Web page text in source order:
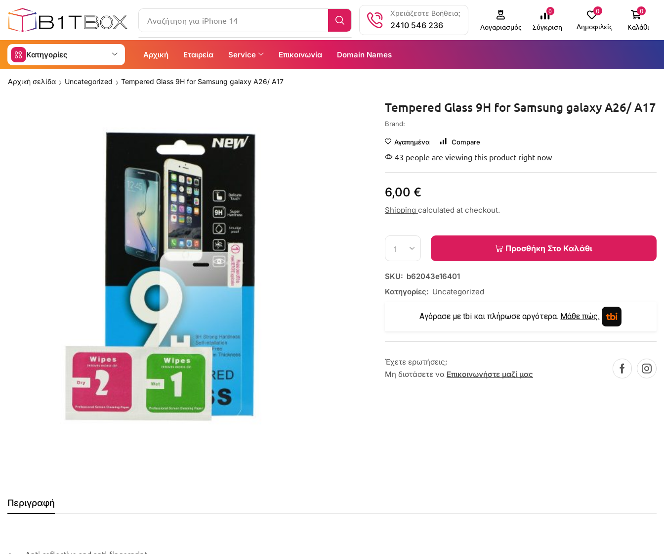
Αναζήτηση για iPhone 14
Χρειάζεστε Βοήθεια;
2410 546 236 Λογαριασμός
0
Σύγκριση
0
Δημοφιλείς
0
Καλάθι
Κατηγορίες Αρχική Εταιρεία Service Επικοινωνία Domain Names
Αρχική σελίδα Uncategorized Tempered Glass 9H for Samsung galaxy A26/ A17
Tempered Glass 9H for Samsung galaxy A26/ A17
Brand:
Αγαπημένα Compare
43 people are viewing this product right now
6,00 €
Shipping calculated at checkout.
Προσθήκη Στο Καλάθι
SKU: b62043e16401
Κατηγορίες: Uncategorized
Αγόρασε με tbi και πλήρωσε αργότερα. Μάθε πώς.
Έχετε ερωτήσεις;
Μη διστάσετε να Επικοινωνήστε μαζί μας
Περιγραφή